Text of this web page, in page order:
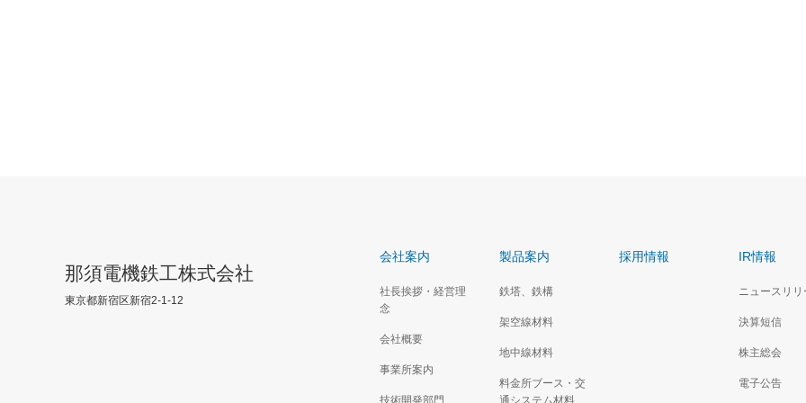
会社案内
社長挨拶・経営理
念
会社概要
事業所案内
技術開発部門
製品案内
鉄塔、鉄構
架空線材料
地中線材料
料金所ブース・交
通システム材料
採用情報 IR情報
ニュースリリ
決算短信
株主総会
電子公告
那須電機鉄工株式会社
東京都新宿区新宿2-1-12